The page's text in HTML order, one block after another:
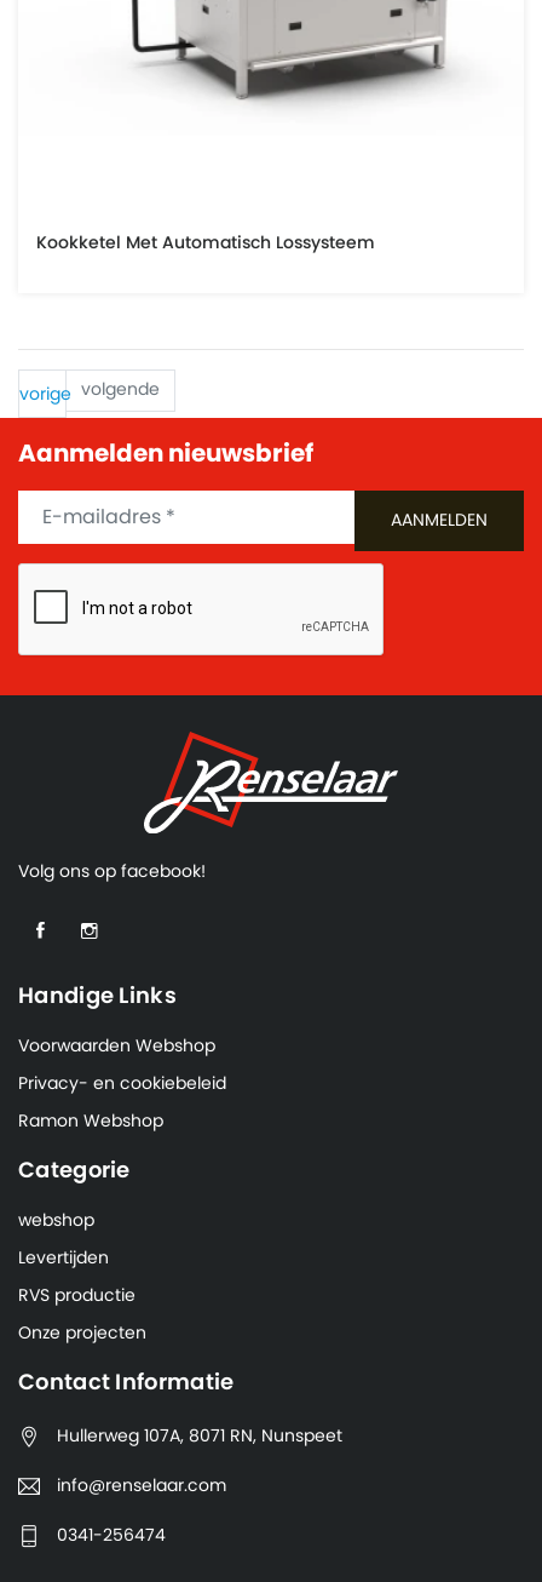
Kookketel Met Automatisch Lossysteem
vorige volgende
Aanmelden nieuwsbrief
Volg ons op facebook!
Handige Links
Voorwaarden Webshop
Privacy- en cookiebeleid
Ramon Webshop
Categorie
webshop
Levertijden
RVS productie
Onze projecten
Contact Informatie
Hullerweg 107A, 8071 RN, Nunspeet
info@renselaar.com
0341-256474